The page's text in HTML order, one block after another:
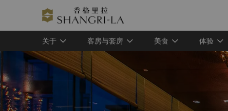
关于 客房与套房 美食 体验